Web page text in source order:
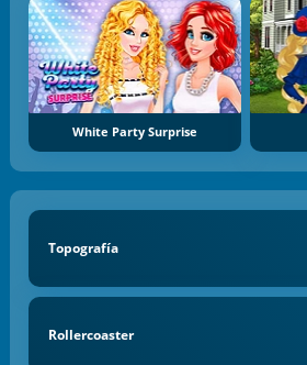
White Party Surprise
Topografía
Rollercoaster